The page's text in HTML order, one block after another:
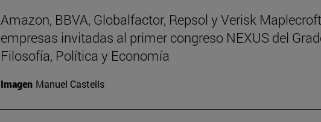
Amazon, BBVA, Globalfactor, Repsol y Verisk
empresas invitadas al primer congreso NEXUS del
Filosofía, Política y Economía
Imagen Manuel Castells